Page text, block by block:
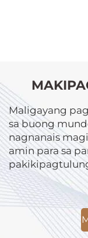
Maligayang
sa buong
nagnanais
amin para sa